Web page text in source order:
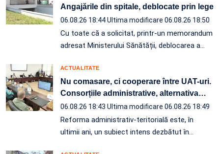
Angajările din spitale, deblocate prin lege
06.08.26 18:44Ultima modificare 06.08.26 18:50
Cu toate că a solicitat, printr-un memorandum
adresat Ministerului Sănătății, deblocarea a…
ACTUALITATE
Nu comasare, ci cooperare între UAT-uri.
Consorțiile administrative, alternativa…
06.08.26 18:43 Ultima modificare 06.08.26 18:49
Reforma administrativ-teritorială este, în
ultimii ani, un subiect intens dezbătut în